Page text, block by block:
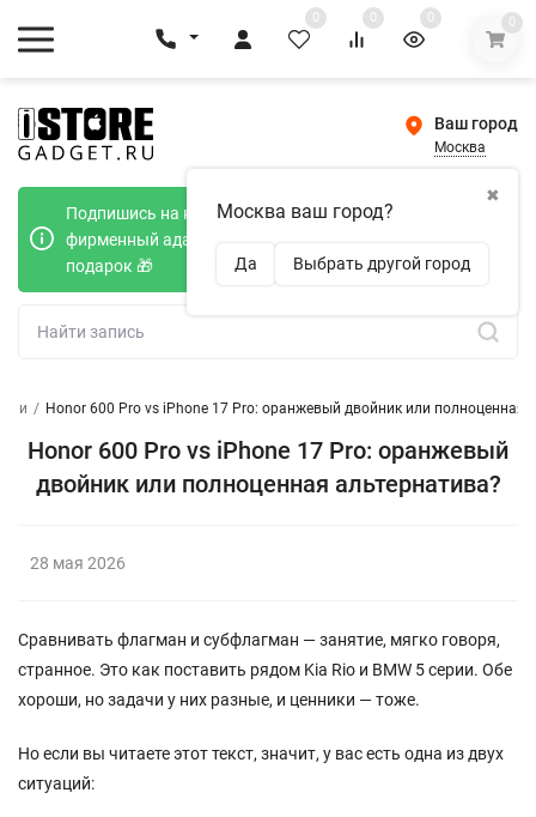
0 0 0 0
Ваш город
Москва
✖
Москва ваш город?
Да Выбрать другой город
Подпишись на наш телеграмм канал и получи
фирменный адаптер Type-C 20W при покупке в
подарок 🎁
/ Honor 600 Pro vs iPhone 17 Pro: оранжевый двойник или полноценная
Honor 600 Pro vs iPhone 17 Pro: оранжевый
двойник или полноценная альтернатива?
28 мая 2026
Сравнивать флагман и субфлагман — занятие, мягко говоря,
странное. Это как поставить рядом Kia Rio и BMW 5 серии. Обе
хороши, но задачи у них разные, и ценники — тоже.
Но если вы читаете этот текст, значит, у вас есть одна из двух
ситуаций: